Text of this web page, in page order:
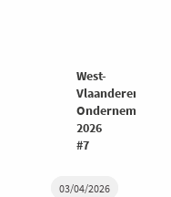
03/04/2026
West-
Vlaanderen
Ondernemers
2026
#7